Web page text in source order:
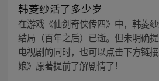
韩菱纱活了多少岁
在游戏《仙剑奇侠传四》中，韩菱
结局（百年之后）已逝。但未明确
电视剧的同时，也可以点击下方链
娘》原著提前了解剧情了！